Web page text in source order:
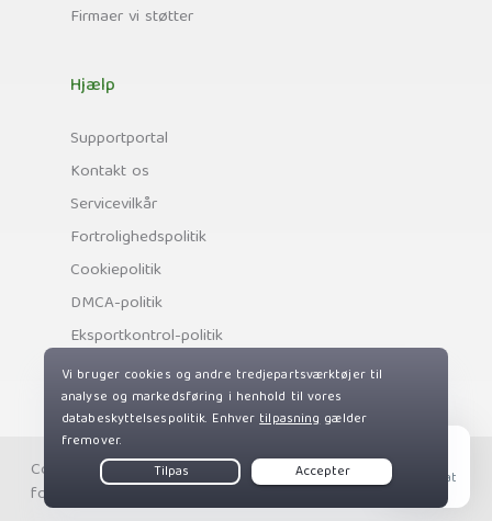
Firmaer vi støtter
Hjælp
Supportportal
Kontakt os
Servicevilkår
Fortrolighedspolitik
Cookiepolitik
DMCA-politik
Eksportkontrol-politik
Copyright © Private Internet Access, Inc. Alle rettigheder
forbeholdes.
Live Chat